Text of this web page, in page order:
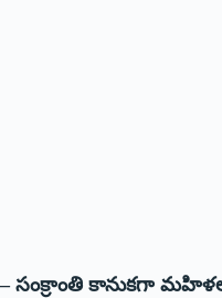
– సంక్రాంతి కానుకగా